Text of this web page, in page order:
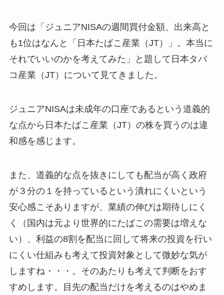
今回は「ジュニアNISAの週間買付金額、出来高と
も1位はなんと「日本たばこ産業（JT）」。本当に
それでいいのかを考えてみた」と題して日本タバ
コ産業（JT）について見てきました。
ジュニアNISAは未成年の口座であるという 道義的
な点から日本たばこ産業（JT）の株を買うのは違
和感を感じます。
また、道義的な点を抜きにしても配当が高く政府
が３分の１を持っているという潰れにくいという
安心感こそありますが、 業績の伸びは期待しにく
く（ 国内は元より世界的にたばこの需要は増えな
い）、 利益の8割を配当に回して将来の投資を行い
にくい仕組み も考えて投資対象として微妙な気が
しますね・・・。そのあたりも考えて判断をおす
すめします。目先の配当だけを考えるのはやめま